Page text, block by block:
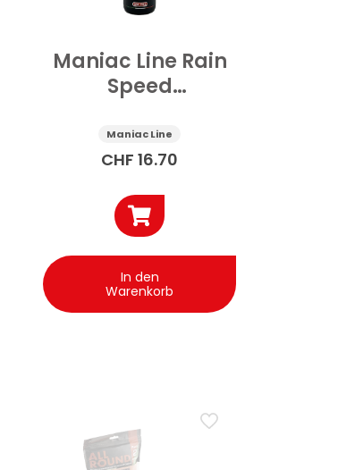
Maniac Line Rain
Speed
Windschutzscheibe
100 ml
Maniac Line
CHF 16.70
In den
Warenkorb